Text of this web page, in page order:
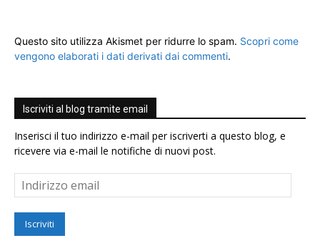
Questo sito utilizza Akismet per ridurre lo spam. Scopri come
vengono elaborati i dati derivati dai commenti.
Iscriviti al blog tramite email
Inserisci il tuo indirizzo e-mail per iscriverti a questo blog, e
ricevere via e-mail le notifiche di nuovi post.
Indirizzo
email
Iscriviti